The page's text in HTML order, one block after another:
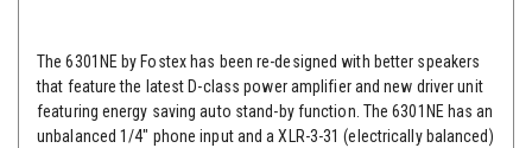
The 6301NE by Fostex has been re-designed with better speakers
that feature the latest D-class power amplifier and new driver unit
featuring energy saving auto stand-by function. The 6301NE has an
unbalanced 1/4" phone input and a XLR-3-31 (electrically balanced)